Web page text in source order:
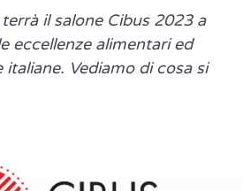
il salone Cibus 2023 a
eccellenze alimentari ed
Vediamo di cosa si